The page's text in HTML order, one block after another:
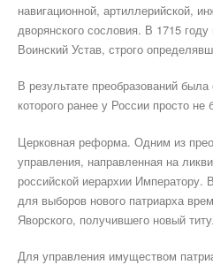
навигационной, артиллерийской,
дворянского сословия. В 1715
Воинский Устав, строго
В результате преобразований
которого ранее у России просто не
Церковная реформа. Одним из
управления, направленная на
российской иерархии
для выборов нового патриарха
Яворского, получившего новый
Для управления имуществом